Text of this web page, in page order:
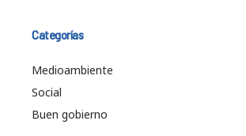
Categorías
Medioambiente
Social
Buen gobierno